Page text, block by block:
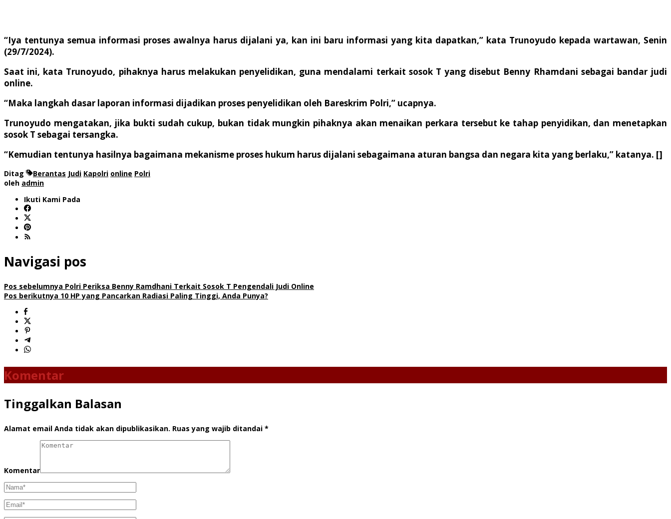
“Iya tentunya semua informasi proses awalnya harus dijalani ya, kan ini baru informasi yang kita dapatkan,” kata Trunoyudo kepada wartawan, Senin
(29/7/2024).
Saat ini, kata Trunoyudo, pihaknya harus melakukan penyelidikan, guna mendalami terkait sosok T yang disebut Benny Rhamdani sebagai bandar judi
online.
“Maka langkah dasar laporan informasi dijadikan proses penyelidikan oleh Bareskrim Polri,” ucapnya.
Trunoyudo mengatakan, jika bukti sudah cukup, bukan tidak mungkin pihaknya akan menaikan perkara tersebut ke tahap penyidikan, dan menetapkan
sosok T sebagai tersangka.
“Kemudian tentunya hasilnya bagaimana mekanisme proses hukum harus dijalani sebagaimana aturan bangsa dan negara kita yang berlaku,” katanya. []
Ditag Berantas Judi Kapolri online Polri
oleh admin
Ikuti Kami Pada
Navigasi pos
Pos sebelumnya Polri Periksa Benny Ramdhani Terkait Sosok T Pengendali Judi Online
Pos berikutnya 10 HP yang Pancarkan Radiasi Paling Tinggi, Anda Punya?
Komentar
Tinggalkan Balasan
Alamat email Anda tidak akan dipublikasikan. Ruas yang wajib ditandai *
Komentar